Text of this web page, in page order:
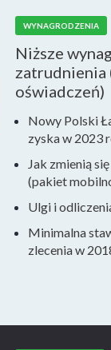
WYNAGRODZENIA
Niższe
zatrudnienia
oświadczeń)
Nowy Polski
zyska w 2023
Jak zmienią
(pakiet
Ulgi i
Minimalna
zlecenia w